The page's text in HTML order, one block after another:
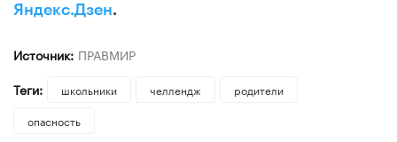
Яндекс.Дзен.
Источник: ПРАВМИР
Теги:
школьники челлендж
родители
опасность